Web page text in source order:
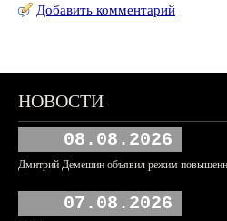
Добавить комментарий
НОВОСТИ
08.08.2026
Дмитрий Демешин объявил режим
07.08.2026